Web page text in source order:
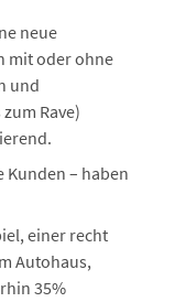
neue
mit oder ohne
und
Rave)
Kunden – haben
einer recht
Autohaus,
35%